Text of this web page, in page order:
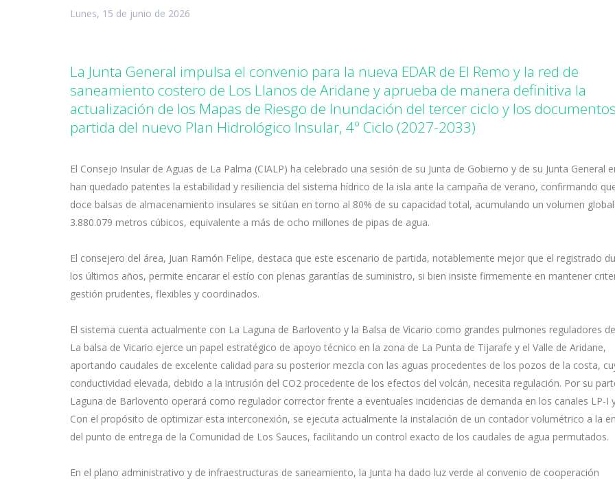
Lunes, 15 de junio de 2026
La Junta General impulsa el convenio para la nueva EDAR de El Remo y la red de
saneamiento costero de Los Llanos de Aridane y aprueba de manera definitiva la
actualización de los Mapas de Riesgo de Inundación del tercer ciclo y los
partida del nuevo Plan Hidrológico Insular, 4º Ciclo (2027-2033)
El Consejo Insular de Aguas de La Palma (CIALP) ha celebrado una sesión de su Junta de Gobierno y de su Junta General
han quedado patentes la estabilidad y resiliencia del sistema hídrico de la isla ante la campaña de verano, confirmando
doce balsas de almacenamiento insulares se sitúan en torno al 80% de su capacidad total, acumulando un volumen
3.880.079 metros cúbicos, equivalente a más de ocho millones de pipas de agua.
El consejero del área, Juan Ramón Felipe, destaca que este escenario de partida, notablemente mejor que el registrado
los últimos años, permite encarar el estío con plenas garantías de suministro, si bien insiste firmemente en mantener
gestión prudentes, flexibles y coordinados.
El sistema cuenta actualmente con La Laguna de Barlovento y la Balsa de Vicario como grandes pulmones reguladores
La balsa de Vicario ejerce un papel estratégico de apoyo técnico en la zona de La Punta de Tijarafe y el Valle de Aridane,
aportando caudales de excelente calidad para su posterior mezcla con las aguas procedentes de los pozos de la costa,
conductividad elevada, debido a la intrusión del CO2 procedente de los efectos del volcán, necesita regulación. Por su
Laguna de Barlovento operará como regulador corrector frente a eventuales incidencias de demanda en los canales LP-I
Con el propósito de optimizar esta interconexión, se ejecuta actualmente la instalación de un contador volumétrico a la
del punto de entrega de la Comunidad de Los Sauces, facilitando un control exacto de los caudales de agua permutados.
En el plano administrativo y de infraestructuras de saneamiento, la Junta ha dado luz verde al convenio de cooperación